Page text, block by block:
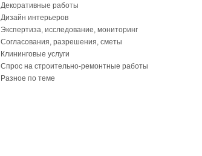
Декоративные работы
Дизайн интерьеров
Экспертиза, исследование, мониторинг
Согласования, разрешения, сметы
Клининговые услуги
Спрос на строительно-ремонтные работы
Разное по теме